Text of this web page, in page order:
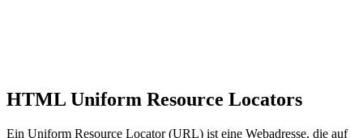
HTML Uniform Resource Locators
Ein Uniform Resource Locator (URL) ist eine Webadresse, die auf